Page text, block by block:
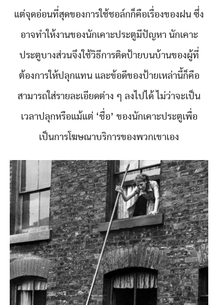
แต่จุดอ่อนที่สุดของการใช้ชอล์กก็คือเรื่องของฝน ซึ่ง
อาจทำให้งานของนักเคาะประตูมีปัญหา นักเคาะ
ประตูบางส่วนจึงใช้วิธีการติดป้ายบนบ้านของผู้ที่
ต้องการให้ปลุกแทน และข้อดีของป้ายเหล่านี้ก็คือ
สามารถใส่รายละเอียดต่าง ๆ ลงไปได้ ไม่ว่าจะเป็น
เวลาปลุกหรือแม้แต่ ‘ชื่อ’ ของนักเคาะประตูเพื่อ
เป็นการโฆษณาบริการของพวกเขาเอง